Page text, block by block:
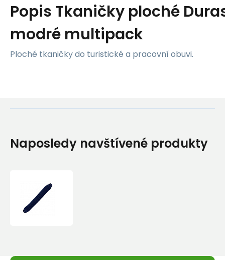
Popis Tkaničky ploché
modré multipack
Ploché tkaničky do turistické a pracovní obuvi.
Naposledy navštívené produkty